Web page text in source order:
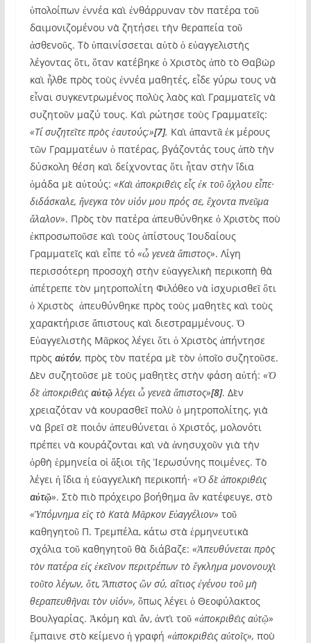
ὑπολοίπων ἐννέα καὶ ἐνθάρρυναν τὸν πατέρα τοῦ
δαιμονιζομένου νὰ ζητήσει τὴν θεραπεία τοῦ
ἀσθενοῦς. Τὸ ὑπαινίσσεται αὐτὸ ὁ εὐαγγελιστὴς
λέγοντας ὅτι, ὅταν κατέβηκε ὁ Χριστὸς ἀπὸ τὸ Θαβὼρ
καὶ ἦλθε πρὸς τοὺς ἐννέα μαθητές, εἶδε γύρω τους νὰ
εἶναι συγκεντρωμένος πολὺς λαὸς καὶ Γραμματεῖς νὰ
συζητοῦν μαζύ τους. Καὶ ρώτησε τοὺς Γραμματεῖς:
«Τί συζητεῖτε πρὸς ἑαυτούς;»[7]. Καὶ ἀπαντᾶ ἐκ μέρους
τῶν Γραμματέων ὁ πατέρας, βγάζοντάς τους ἀπὸ τὴν
δύσκολη θέση καὶ δείχνοντας ὅτι ἦταν στὴν ἴδια
ὁμάδα μὲ αὐτούς: «Καὶ ἀποκριθεὶς εἷς ἐκ τοῦ ὄχλου εἶπε·
διδάσκαλε, ἤνεγκα τὸν υἱόν μου πρός σε, ἔχοντα πνεῦμα
ἄλαλον». Πρὸς τὸν πατέρα ἀπευθύνθηκε ὁ Χριστὸς ποὺ
ἐκπροσωποῦσε καὶ τοὺς ἀπίστους Ἰουδαίους
Γραμματεῖς καὶ εἶπε τό «ὦ γενεὰ ἄπιστος». Λίγη
περισσότερη προσοχὴ στὴν εὐαγγελικὴ περικοπὴ θὰ
ἀπέτρεπε τὸν μητροπολίτη Φιλόθεο νὰ ἰσχυρισθεῖ ὅτι
ὁ Χριστὸς ἀπευθύνθηκε πρὸς τοὺς μαθητὲς καὶ τοὺς
χαρακτήρισε ἄπιστους καὶ διεστραμμένους. Ὁ
Εὐαγγελιστὴς Μᾶρκος λέγει ὅτι ὁ Χριστὸς ἀπήντησε
πρὸς αὐτόν, πρὸς τὸν πατέρα μὲ τὸν ὁποῖο συζητοῦσε.
Δὲν συζητοῦσε μὲ τοὺς μαθητὲς στὴν φάση αὐτή: «Ὁ
δὲ ἀποκριθεὶςαὐτῷλέγει ὦ γενεὰ ἄπιστος»[8]. Δὲν
χρειαζόταν νὰ κουρασθεῖ πολὺ ὁ μητροπολίτης, γιὰ
νὰ βρεῖ σὲ ποιόν ἀπευθύνεται ὁ Χριστός, μολονότι
πρέπει νὰ κουράζονται καὶ νὰ ἀνησυχοῦν γιὰ τὴν
ὀρθὴ ἑρμηνεία οἱ ἄξιοι τῆς Ἱερωσύνης ποιμένες. Τὸ
λέγει ἡ ἴδια ἡ εὐαγγελικὴ περικοπή· «Ὁ δὲ ἀποκριθεὶς
αὐτῷ». Στὸ πιὸ πρόχειρο βοήθημα ἂν κατέφευγε, στὸ
«Ὑπόμνημα εἰς τὸ Κατὰ Μᾶρκον Εὐαγγέλιον» τοῦ
καθηγητοῦ Π. Τρεμπέλα, κάτω στὰ ἑρμηνευτικὰ
σχόλια τοῦ καθηγητοῦ θὰ διάβαζε: «Ἀπευθύνεται πρὸς
τὸν πατέρα εἰς ἐκεῖνον περιτρέπων τὸ ἔγκλημα μονονουχὶ
τοῦτο λέγων, ὅτι, Ἄπιστος ὢν σύ, αἴτιος ἐγένου τοῦ μὴ
θεραπευθῆναι τὸν υἱόν», ὅπως λέγει ὁ Θεοφύλακτος
Βουλγαρίας. Ἀκόμη καὶ ἄν, ἀντὶ τοῦ «ἀποκριθεὶς αὐτῷ»
ἔμπαινε στὸ κείμενο ἡ γραφή «ἀποκριθεὶς αὐτοῖς», ποὺ